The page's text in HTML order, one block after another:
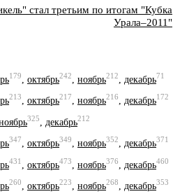
стал третьим по итогам "Кубка
Урала–2011"
179 октябрь242 ноябрь212 декабрь71
213, октябрь217, ноябрь216, декабрь172
325 декабрь212
347, октябрь349, ноябрь352, декабрь371
431 октябрь473 ноябрь376 декабрь460
260, октябрь223, ноябрь268, декабрь353